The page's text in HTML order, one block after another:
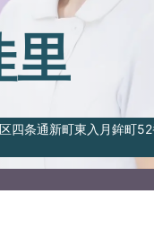
里
四条通新町東入月鉾町52